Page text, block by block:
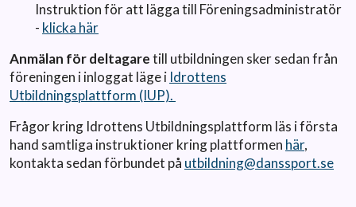
Instruktion för att lägga till Föreningsadministratör
- klicka här
Anmälan för deltagaretill utbildningen sker sedan från
föreningen i inloggat läge i Idrottens
Utbildningsplattform (IUP).
Frågor kring Idrottens Utbildningsplattform läs i första
hand samtliga instruktioner kring plattformen här,
kontakta sedan förbundet på utbildning@danssport.se